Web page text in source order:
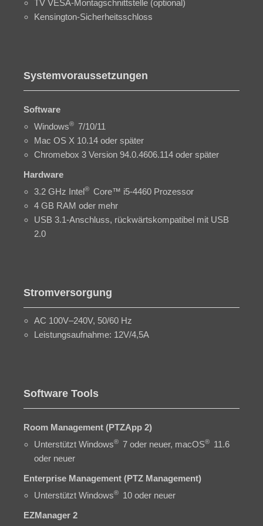
TV VESA-Montagschnittstelle (optional)
Kensington-Sicherheitsschloss
Systemvoraussetzungen
Software
Windows® 7/10/11
Mac OS X 10.14 oder später
Chromebox 3 Version 94.0.4606.114 oder später
Hardware
3.2 GHz Intel® Core™ i5-4460 Prozessor
4 GB RAM oder mehr
USB 3.1-Anschluss, rückwärtskompatibel mit USB
2.0
Stromversorgung
AC 100V–240V, 50/60 Hz
Leistungsaufnahme: 12V/4,5A
Software Tools
Room Management (PTZApp 2)
Unterstützt Windows® 7 oder neuer, macOS®
11.6
oder neuer
Enterprise Management (PTZ Management)
Unterstützt Windows®
10 oder neuer
EZManager 2